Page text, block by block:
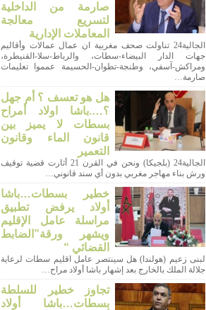
صارمة من الداخلية
لتسريع معالجة
المعاملات الإدارية
الجالية24 تناولت صحف مغربية ان عمال عمالات وأقاليم
جهات الدار البيضاء-سطات، والرباط-سلا-القنيطرة،
ومراكش-آسفي، وطنجة-تطوان-الحسيمة عمموا تعليمات
صارمة…
هل هو تعسف ؟ أم جهل
؟….باشا اولاد أمراح
بسطات لا يميز بين
قانون الماء وقانون
التعمير
الجالية24 (بلجيكا) ونحن في القرن 21 أثارت قضية توقيف
ورش بناء مهاجر مغربي بدون أي سند قانوني…
خطير بسطات…باشا
أولاد يرفض تطبيق
مراسلة عامل الإقليم
ويشهر ورقة”الضابط
القضائي “
لبنى زعيم (هولندا) هل سينتصر عامل اقليم سطات لرعاية
جلالة الملك بالخارج بعد إشهار باشا أولاد مراح…
تجاوز خطير للسلطة
بسطات…باشا أولاد